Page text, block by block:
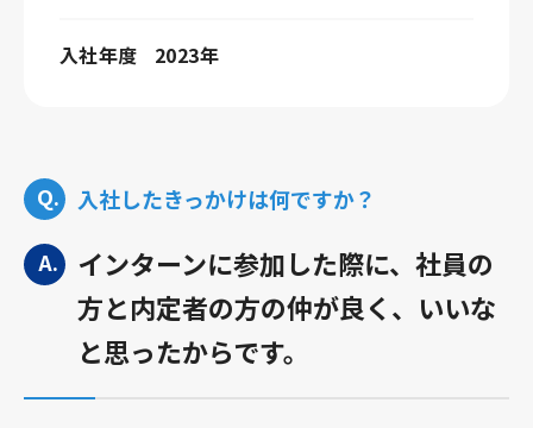
入社年度 2023年
入社したきっかけは何ですか？
インターンに参加した際に、社員の
方と内定者の方の仲が良く、いいな
と思ったからです。